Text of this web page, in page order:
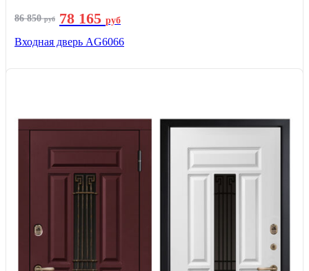
86 850руб 78 165 руб
Входная дверь AG6066